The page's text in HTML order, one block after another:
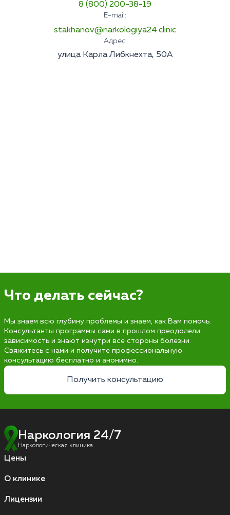
8 (800) 200-38-19
E-mail:
stakhanov@narkologiya24.clinic
Адрес:
улица Карла Либкнехта, 50А
Что делать сейчас?
Мы знаем всю глубину проблемы и знаем, как Вам помочь.
Консультанты программы сами в прошлом преодолели
зависимость и знают изнутри все стороны болезни.
Свяжитесь с нами и получите профессиональную
консультацию бесплатно и анонимно.
Получить консультацию
Наркология 24/7
Наркологическая клиника
Цены
О клинике
Лицензии